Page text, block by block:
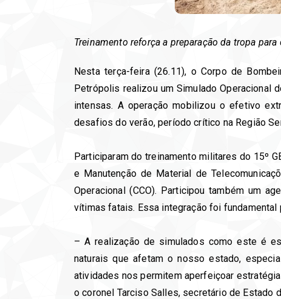
Treinamento reforça a preparação da tropa
Nesta terça-feira (26.11), o Corpo de
Petrópolis realizou um Simulado Operacional
intensas. A operação mobilizou o efetivo
desafios do verão, período crítico na Região
Participaram do treinamento militares do 15º
e Manutenção de Material de
Operacional (CCO). Participou também um
vítimas fatais. Essa integração foi
– A realização de simulados como este é
naturais que afetam o nosso estado,
atividades nos permitem aperfeiçoar
o coronel Tarciso Salles, secretário de Estado